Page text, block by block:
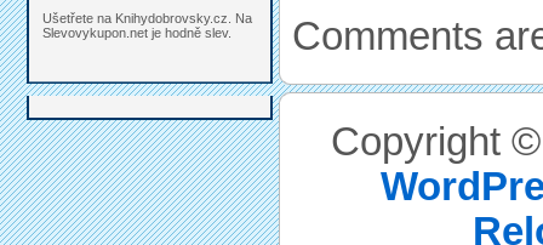
Ušetřete na Knihydobrovsky.cz. Na
Slevovykupon.net je hodně slev.
Comments
Copyright